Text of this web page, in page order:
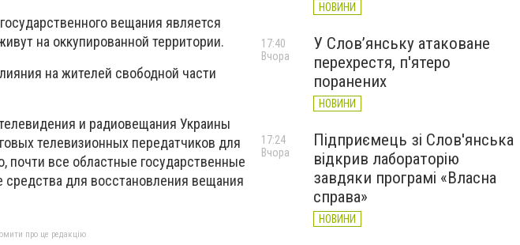
вещания является
на оккупированной территории.
на жителей свободной части
и радиовещания Украины
телевизионных передатчиков для
почти все областные государственные
для восстановления вещания
про це редакцію
НОВИНИ
У Слов’янську атаковане
перехрестя, п'ятеро
поранених
НОВИНИ
17:40
Вчора
Підприємець зі Слов'янська
відкрив лабораторію
завдяки програмі «Власна
справа»
НОВИНИ
17:24
Вчора